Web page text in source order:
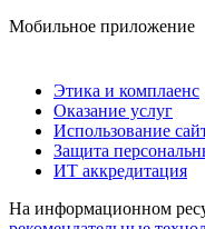
Мобильное приложение
Этика и комплаенс
Оказание услуг
Использование
Защита
ИТ аккредитация
На информационном